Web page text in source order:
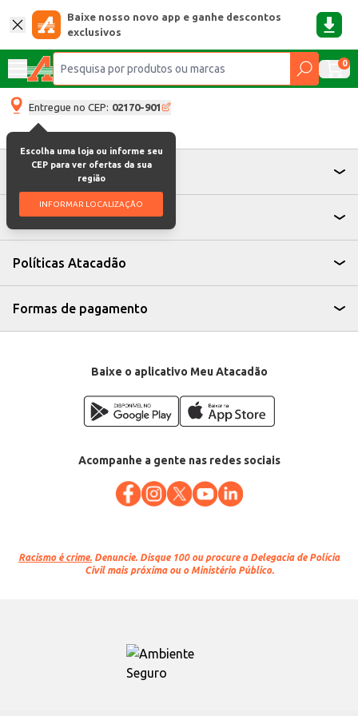
Baixe nosso novo app e ganhe descontos
exclusivos
0
Entregue no CEP: 02170-901
Escolha uma loja ou informe seu
CEP para ver ofertas da sua
região
INFORMAR LOCALIZAÇÃO
Atendimento
Institucional
Políticas Atacadão
Formas de pagamento
Baixe o aplicativo Meu Atacadão
Acompanhe a gente nas redes sociais
Racismo é crime. Denuncie. Disque 100 ou procure a Delegacia de Polícia
Civil mais próxima ou o Ministério Público.